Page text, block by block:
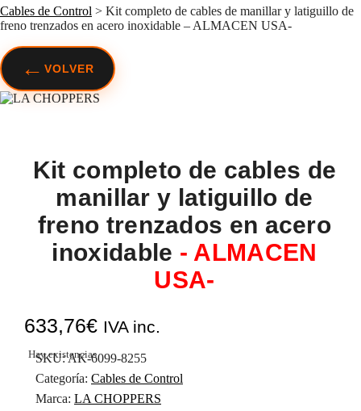
Cables de Control > Kit completo de cables de manillar y latiguillo de
freno trenzados en acero inoxidable – ALMACEN USA-
← VOLVER
Kit completo de cables de
manillar y latiguillo de
freno trenzados en acero
inoxidable - ALMACEN
USA-
633,76€ IVA inc.
Hay existencias
SKU:AK-6099-8255
Categoría: Cables de Control
Marca: LA CHOPPERS